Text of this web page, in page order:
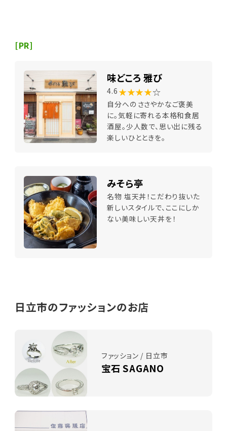
[PR]
味どころ 雅び
4.6 ★★★★☆
自分へのささやかなご褒美
に。気軽に寄れる本格和食居
酒屋。少人数で、思い出に残る
楽しいひとときを。
みそら亭
名物 塩天丼！こだわり抜いた
新しいスタイルで、ここにしか
ない美味しい天丼を！
日立市のファッションのお店
ファッション / 日立市
宝石 SAGANO